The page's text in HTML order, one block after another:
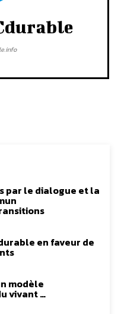
par le dialogue et la
en faveur de
modèle
vivant …